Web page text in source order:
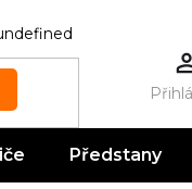
Předstany